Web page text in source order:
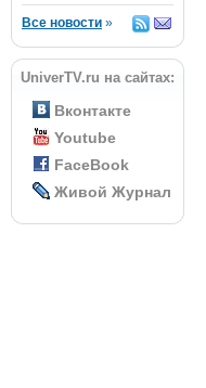
Все новости »
UniverTV.ru на сайтах:
Вконтакте
Youtube
FaceBook
Живой Журнал